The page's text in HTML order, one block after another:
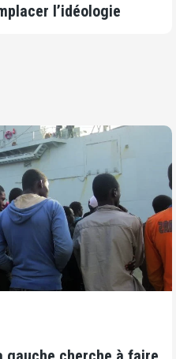
l’idéologie